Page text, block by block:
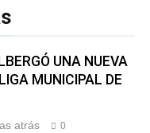
UNA NUEVA
MUNICIPAL DE
atrás 0